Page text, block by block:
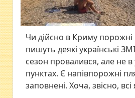
Чи дійсно в Криму порожні
пишуть деякі українські
сезон провалився, але не в
пунктах. Є напівпорожні
заповнені. Хоча, звісно,